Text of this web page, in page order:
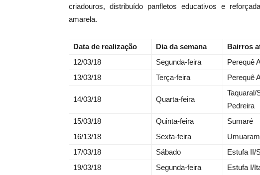
criadouros, distribuído panfletos educativos e
amarela.
Data de realização Dia da semana Bairros
12/03/18
Segunda-feira Perequê
13/03/18
Terça-feira Perequê
14/03/18 Quarta-feira
Taquaral/
Pedreira
15/03/18 Quinta-feira Sumaré
16/13/18
Sexta-feira
17/03/18
Sábado Estufa II/
19/03/18
Segunda-feira Estufa I/